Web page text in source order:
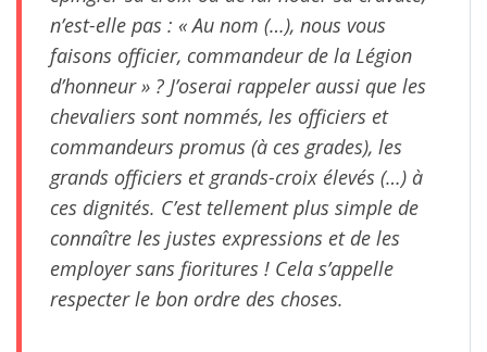
n’est-elle pas : « Au nom (…), nous vous
faisons officier, commandeur de la Légion
d’honneur » ? J’oserai rappeler aussi que les
chevaliers sont nommés, les officiers et
commandeurs promus (à ces grades), les
grands officiers et grands-croix élevés (…) à
ces dignités. C’est tellement plus simple de
connaître les justes expressions et de les
employer sans fioritures ! Cela s’appelle
respecter le bon ordre des choses.